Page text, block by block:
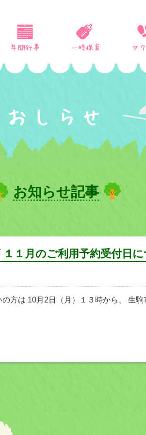
お知らせ記事
１月のご利用予約受付日に
方は 10月2日（月）１３時から、 生